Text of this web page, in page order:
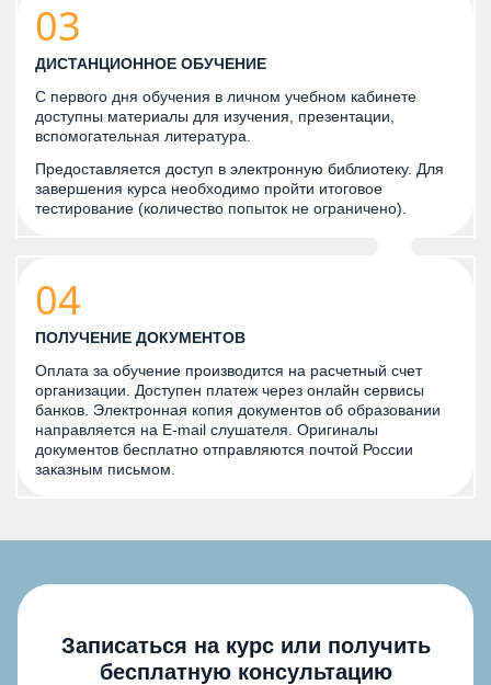
03
ДИСТАНЦИОННОЕ ОБУЧЕНИЕ
С первого дня обучения в личном учебном кабинете
доступны материалы для изучения, презентации,
вспомогательная литература.
Предоставляется доступ в электронную библиотеку. Для
завершения курса необходимо пройти итоговое
тестирование (количество попыток не ограничено).
04
ПОЛУЧЕНИЕ ДОКУМЕНТОВ
Оплата за обучение производится на расчетный счет
организации. Доступен платеж через онлайн сервисы
банков. Электронная копия документов об образовании
направляется на E-mail слушателя. Оригиналы
документов бесплатно отправляются почтой России
заказным письмом.
Записаться на курс или получить
бесплатную консультацию